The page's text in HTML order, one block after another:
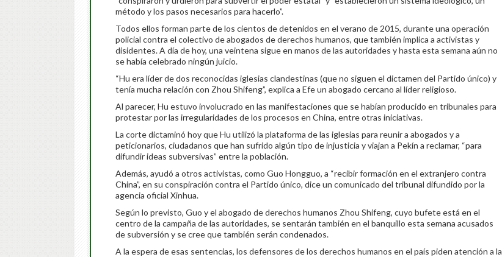
método y los pasos necesarios para hacerlo”.
Todos ellos forman parte de los cientos de detenidos en el verano de 2015, durante una operación
policial contra el colectivo de abogados de derechos humanos, que también implica a activistas y
disidentes. A día de hoy, una veintena sigue en manos de las autoridades y hasta esta semana aún no
se había celebrado ningún juicio.
“Hu era líder de dos reconocidas iglesias clandestinas (que no siguen el dictamen del Partido único) y
tenía mucha relación con Zhou Shifeng”, explica a Efe un abogado cercano al líder religioso.
Al parecer, Hu estuvo involucrado en las manifestaciones que se habían producido en tribunales para
protestar por las irregularidades de los procesos en China, entre otras iniciativas.
La corte dictaminó hoy que Hu utilizó la plataforma de las iglesias para reunir a abogados y a
peticionarios, ciudadanos que han sufrido algún tipo de injusticia y viajan a Pekín a reclamar, “para
difundir ideas subversivas” entre la población.
Además, ayudó a otros activistas, como Guo Hongguo, a “recibir formación en el extranjero contra
China”, en su conspiración contra el Partido único, dice un comunicado del tribunal difundido por la
agencia oficial Xinhua.
Según lo previsto, Guo y el abogado de derechos humanos Zhou Shifeng, cuyo bufete está en el
centro de la campaña de las autoridades, se sentarán también en el banquillo esta semana acusados
de subversión y se cree que también serán condenados.
A la espera de esas sentencias, los defensores de los derechos humanos en el país piden atención a la